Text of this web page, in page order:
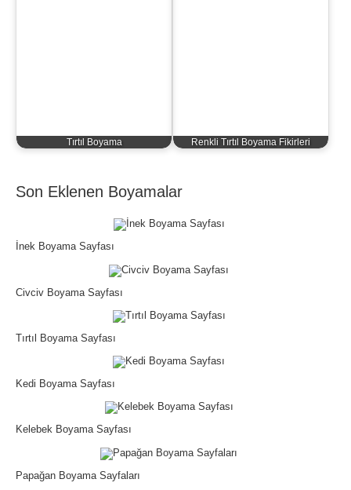
Tırtıl Boyama Renkli Tırtıl Boyama Fikirleri
Son Eklenen Boyamalar
İnek Boyama Sayfası
Civciv Boyama Sayfası
Tırtıl Boyama Sayfası
Kedi Boyama Sayfası
Kelebek Boyama Sayfası
Papağan Boyama Sayfaları